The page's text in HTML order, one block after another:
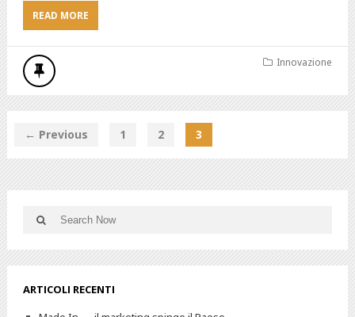
READ MORE
Innovazione
← Previous 1 2 3
ARTICOLI RECENTI